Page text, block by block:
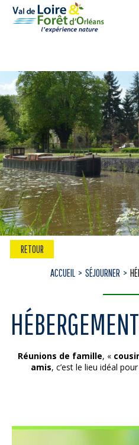
RETOUR
ACCUEIL SÉJOURNER
Réunions de famille, «
amis, c’est le lieu idéal
Cookies management panel